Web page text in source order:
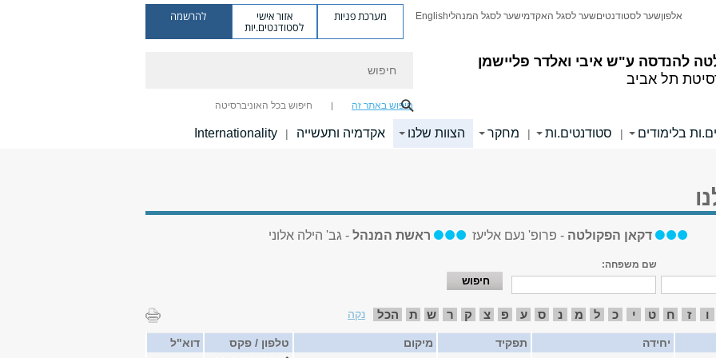
להנדסה ע"ש איבי ואלדר פליישמן
תל אביב
אלפוןשער לסטודנטיםשער לסגל האקדמישער לסגל המנהליEnglish מערכת פניות אזור אישי
לסטודנטים.יות
להרשמה
חיפוש באתר זה חיפוש בכל האוניברסיטה
בלימודים | סטודנטים.ות | מחקר הצוות שלנו אקדמיה ותעשייה |
Internationality
דקאן הפקולטה - פרופ' נעם אליעז ראשת המנהל - גב' הילה אלוני
שם משפחה:
ו ז ח ט י כ ל מ נ ס ע פ צ ק ר ש ת הכל נקה
יחידה תפקיד מיקום טלפון / פקס
דוא"ל